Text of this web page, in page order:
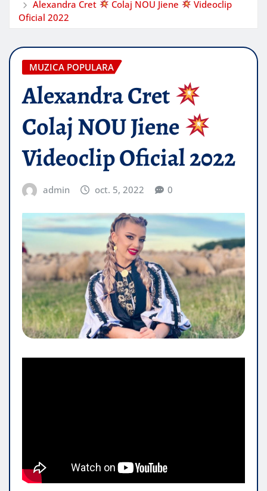
Alexandra Cret
Colaj NOU Jiene
Videoclip
Oficial 2022
MUZICA POPULARA
Alexandra Cret
Colaj NOU Jiene
Videoclip Oficial 2022
admin oct. 5, 2022 0